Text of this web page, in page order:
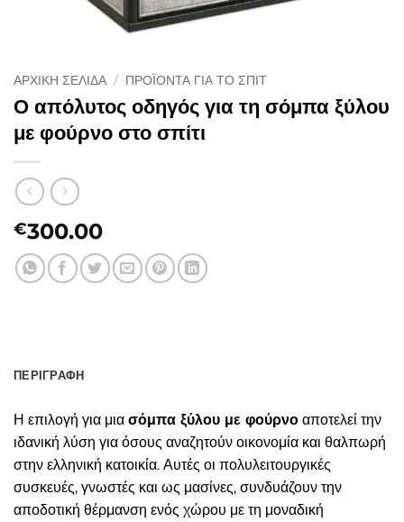
ΑΡΧΙΚΉ ΣΕΛΊΔΑ / ΠΡΟΪΌΝΤΑ ΓΙΑ ΤΟ ΣΠΊΤ
Ο απόλυτος οδηγός για τη σόμπα ξύλου
με φούρνο στο σπίτι
€300.00
ΠΕΡΙΓΡΑΦΉ
Η επιλογή για μια σόμπα ξύλου με φούρνο αποτελεί την
ιδανική λύση για όσους αναζητούν οικονομία και θαλπωρή
στην ελληνική κατοικία. Αυτές οι πολυλειτουργικές
συσκευές, γνωστές και ως μασίνες, συνδυάζουν την
αποδοτική θέρμανση ενός χώρου με τη μοναδική